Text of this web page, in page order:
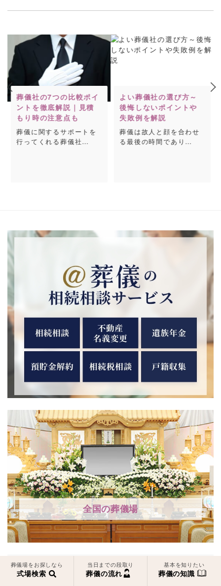
葬儀社の7つの比較ポイ
ントを徹底解説｜見積
もり時の注意点も
葬儀に関するサポートを
行ってくれる葬儀社…
よい葬儀社の選び方～
後悔しないポイントや
失敗例を解説
葬儀は故人と顔を合わせ
る最後の時間であり…
全国の葬儀場
葬儀場をお探しなら
式場検索
当日までの段取り
葬儀の流れ
基本を知りたい
葬儀の知識